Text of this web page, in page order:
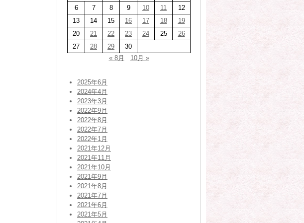
6
7 8 9 10 11
12
13
14 15 16 17 18
19
20
21 22 23 24 25
26
27
28 29
30
« 8月
10月 »
2025年6月
2024年4月
2023年3月
2022年9月
2022年8月
2022年7月
2022年1月
2021年12月
2021年11月
2021年10月
2021年9月
2021年8月
2021年7月
2021年6月
2021年5月